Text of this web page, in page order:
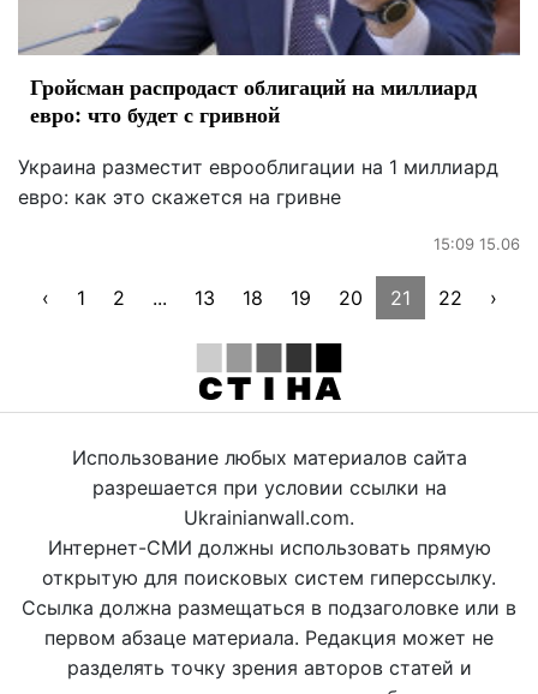
Гройсман распродаст облигаций на миллиард
евро: что будет с гривной
Украина разместит еврооблигации на 1 миллиард
евро: как это скажется на гривне
15:09 15.06
‹ 1 2 ... 13 18 19 20 21 22 ›
Использование любых материалов сайта
разрешается при условии ссылки на
Ukrainianwall.com.
Интернет-СМИ должны использовать прямую
открытую для поисковых систем гиперссылку.
Ссылка должна размещаться в подзаголовке или в
первом абзаце материала. Редакция может не
разделять точку зрения авторов статей и